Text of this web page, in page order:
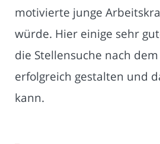
motivierte junge
würde. Hier einige sehr
die Stellensuche nach
erfolgreich gestalten und
kann.